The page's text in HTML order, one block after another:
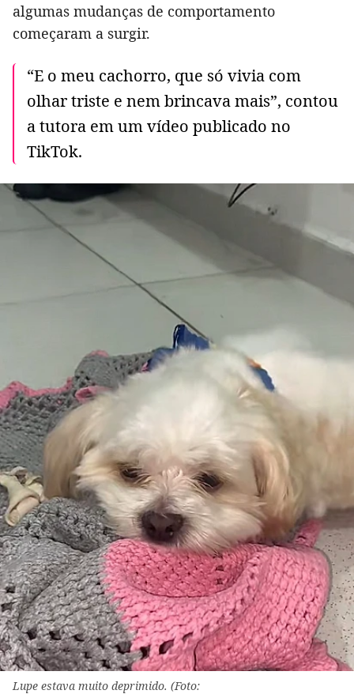
algumas mudanças de comportamento
começaram a surgir.
“E o meu cachorro, que só vivia com
olhar triste e nem brincava mais”, contou
a tutora em um vídeo publicado no
TikTok.
Lupe estava muito deprimido. (Foto: